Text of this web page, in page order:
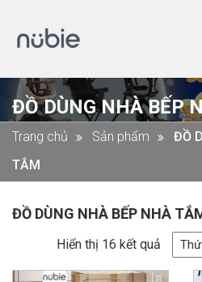
ĐỒ DÙNG NHÀ BẾP
Trang chủ Sản phẩm
ĐỒ
TẮM
ĐỒ DÙNG NHÀ BẾP NHÀ
Hiển thị 16 kết quả